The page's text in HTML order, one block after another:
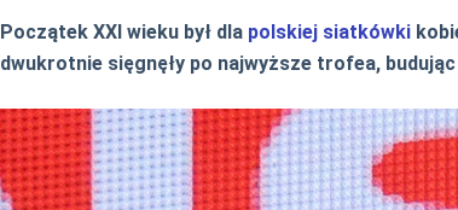
Początek XXI wieku był dla polskiej siatkówki
dwukrotnie sięgnęły po najwyższe trofea,